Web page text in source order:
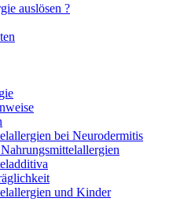
auslösen ?
bei Neurodermitis
und Kinder